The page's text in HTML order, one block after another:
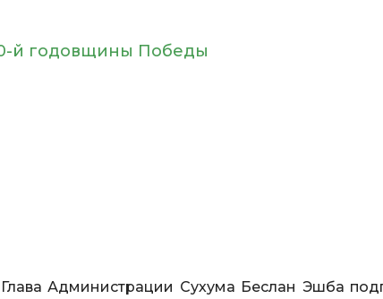
й годовщины Победы
Администрации Сухума Беслан Эшба